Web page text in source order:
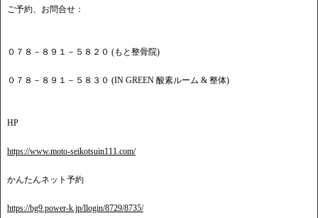
ご予約、お問合せ：
０７８－８９１－５８２０ (もと整骨院)
０７８－８９１－５８３０ (IN GREEN 酸素ルーム & 整体)
HP
https://www.moto-seikotsuin111.com/
かんたんネット予約
https://bg9.power-k.jp/llogin/8729/8735/